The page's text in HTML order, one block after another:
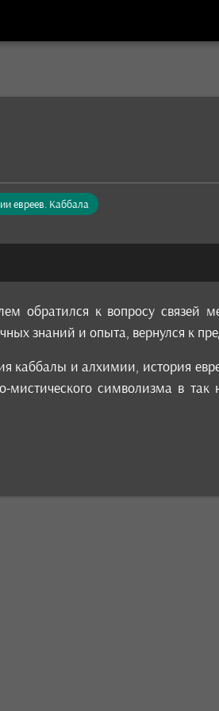
евреев. Каббала
обратился к вопросу связей
знаний и опыта, вернулся к
каббалы и алхимии, история
мистического символизма в